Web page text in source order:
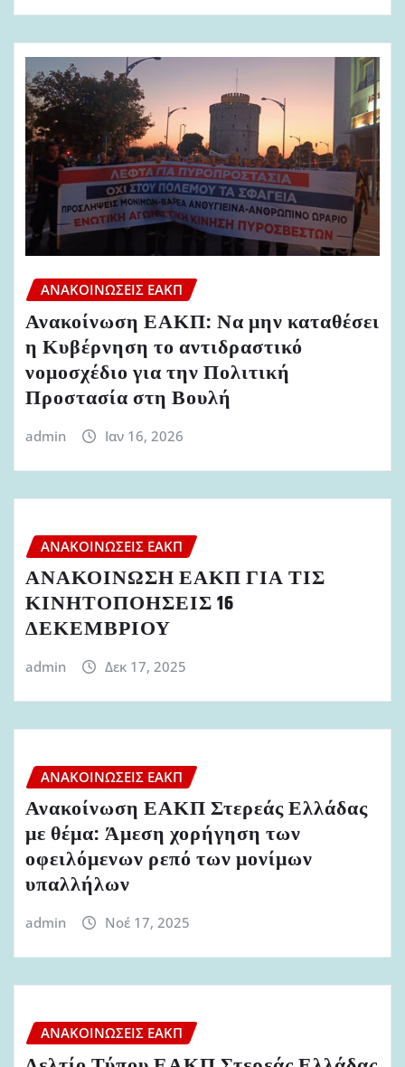
ΑΝΑΚΟΙΝΏΣΕΙΣ ΕΑΚΠ
Ανακοίνωση ΕΑΚΠ: Να μην καταθέσει
η Κυβέρνηση το αντιδραστικό
νομοσχέδιο για την Πολιτική
Προστασία στη Βουλή
admin Ιαν 16, 2026
ΑΝΑΚΟΙΝΏΣΕΙΣ ΕΑΚΠ
ΑΝΑΚΟΙΝΩΣΗ ΕΑΚΠ ΓΙΑ ΤΙΣ
ΚΙΝΗΤΟΠΟΗΣΕΙΣ 16
ΔΕΚΕΜΒΡΙΟΥ
admin Δεκ 17, 2025
ΑΝΑΚΟΙΝΏΣΕΙΣ ΕΑΚΠ
Ανακοίνωση ΕΑΚΠ Στερεάς Ελλάδας
με θέμα: Άμεση χορήγηση των
οφειλόμενων ρεπό των μονίμων
υπαλλήλων
admin Νοέ 17, 2025
ΑΝΑΚΟΙΝΏΣΕΙΣ ΕΑΚΠ